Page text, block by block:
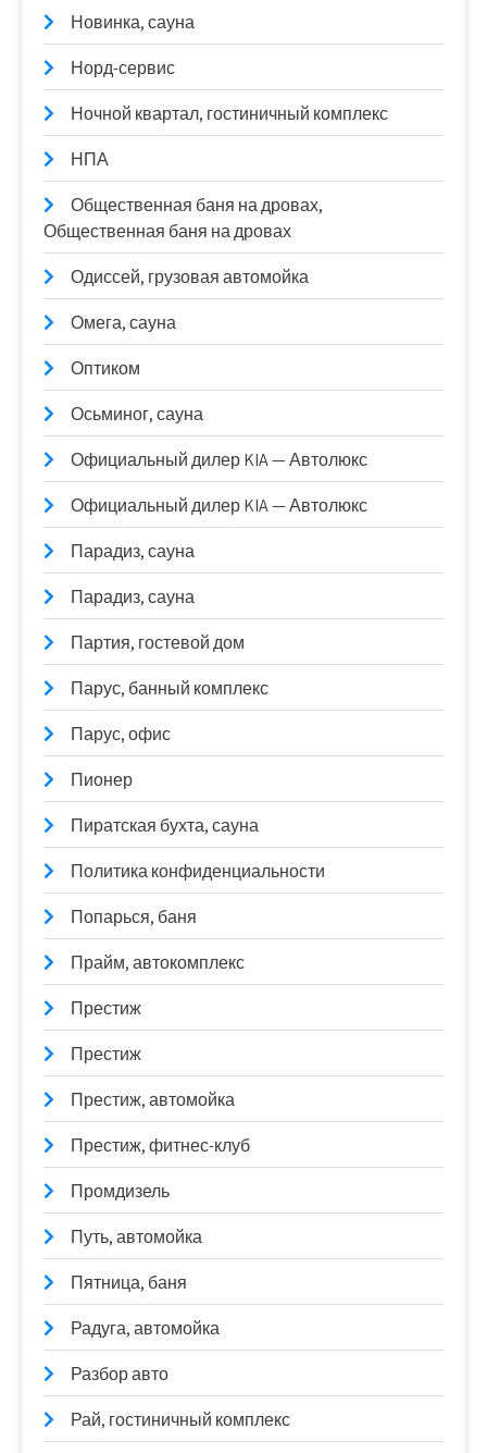
Новинка, сауна
Норд-сервис
Ночной квартал, гостиничный комплекс
НПА
Общественная баня на дровах,
Общественная баня на дровах
Одиссей, грузовая автомойка
Омега, сауна
Оптиком
Осьминог, сауна
Официальный дилер KIA — Автолюкс
Официальный дилер KIA — Автолюкс
Парадиз, сауна
Парадиз, сауна
Партия, гостевой дом
Парус, банный комплекс
Парус, офис
Пионер
Пиратская бухта, сауна
Политика конфиденциальности
Попарься, баня
Прайм, автокомплекс
Престиж
Престиж
Престиж, автомойка
Престиж, фитнес-клуб
Промдизель
Путь, автомойка
Пятница, баня
Радуга, автомойка
Разбор авто
Рай, гостиничный комплекс